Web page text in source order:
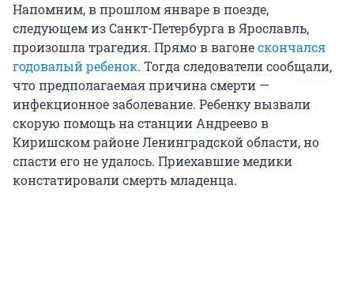
Напомним, в прошлом январе в поезде,
следующем из Санкт-Петербурга в Ярославль,
произошла трагедия. Прямо в вагонескончался
годовалый ребенок. Тогда следователи сообщали,
что предполагаемая причина смерти —
инфекционное заболевание. Ребенку вызвали
скорую помощь на станции Андреево в
Киришском районе Ленинградской области, но
спасти его не удалось. Приехавшие медики
констатировали смерть младенца.